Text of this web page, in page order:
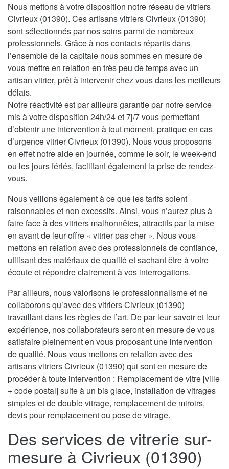
Nous mettons à votre disposition notre réseau de vitriers
Civrieux (01390). Ces artisans vitriers Civrieux (01390)
sont sélectionnés par nos soins parmi de nombreux
professionnels. Grâce à nos contacts répartis dans
l’ensemble de la capitale nous sommes en mesure de
vous mettre en relation en très peu de temps avec un
artisan vitrier, prêt à intervenir chez vous dans les meilleurs
délais.
Notre réactivité est par ailleurs garantie par notre service
mis à votre disposition 24h/24 et 7j/7 vous permettant
d’obtenir une intervention à tout moment, pratique en cas
d’urgence vitrier Civrieux (01390). Nous vous proposons
en effet notre aide en journée, comme le soir, le week-end
ou les jours fériés, facilitant également la prise de rendez-
vous.
Nous veillons également à ce que les tarifs soient
raisonnables et non excessifs. Ainsi, vous n’aurez plus à
faire face à des vitriers malhonnêtes, attractifs par la mise
en avant de leur offre « vitrier pas cher ». Nous vous
mettons en relation avec des professionnels de confiance,
utilisant des matériaux de qualité et sachant être à votre
écoute et répondre clairement à vos interrogations.
Par ailleurs, nous valorisons le professionnalisme et ne
collaborons qu’avec des vitriers Civrieux (01390)
travaillant dans les règles de l’art. De par leur savoir et leur
expérience, nos collaborateurs seront en mesure de vous
satisfaire pleinement en vous proposant une intervention
de qualité. Nous vous mettons en relation avec des
artisans vitriers Civrieux (01390) qui sont en mesure de
procéder à toute intervention : Remplacement de vitre [ville
+ code postal] suite à un bis glace, installation de vitrages
simples et de double vitrage, remplacement de miroirs,
devis pour remplacement ou pose de vitrage.
Des services de vitrerie sur-
mesure à Civrieux (01390)